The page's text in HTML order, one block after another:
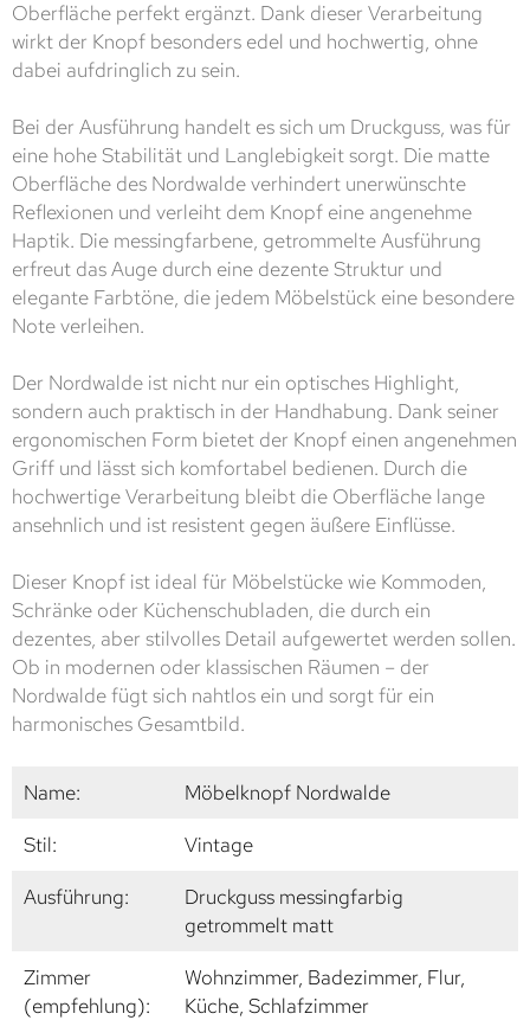
Oberfläche perfekt ergänzt. Dank dieser Verarbeitung
wirkt der Knopf besonders edel und hochwertig, ohne
dabei aufdringlich zu sein.
Bei der Ausführung handelt es sich um Druckguss, was für
eine hohe Stabilität und Langlebigkeit sorgt. Die matte
Oberfläche des Nordwalde verhindert unerwünschte
Reflexionen und verleiht dem Knopf eine angenehme
Haptik. Die messingfarbene, getrommelte Ausführung
erfreut das Auge durch eine dezente Struktur und
elegante Farbtöne, die jedem Möbelstück eine besondere
Note verleihen.
Der Nordwalde ist nicht nur ein optisches Highlight,
sondern auch praktisch in der Handhabung. Dank seiner
ergonomischen Form bietet der Knopf einen angenehmen
Griff und lässt sich komfortabel bedienen. Durch die
hochwertige Verarbeitung bleibt die Oberfläche lange
ansehnlich und ist resistent gegen äußere Einflüsse.
Dieser Knopf ist ideal für Möbelstücke wie Kommoden,
Schränke oder Küchenschubladen, die durch ein
dezentes, aber stilvolles Detail aufgewertet werden sollen.
Ob in modernen oder klassischen Räumen – der
Nordwalde fügt sich nahtlos ein und sorgt für ein
harmonisches Gesamtbild.
Name:
Möbelknopf Nordwalde
Stil:
Vintage
Ausführung:
Druckguss messingfarbig
getrommelt matt
Zimmer
(empfehlung):
Wohnzimmer, Badezimmer, Flur,
Küche, Schlafzimmer